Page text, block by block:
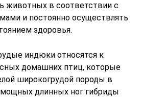
животных в соответствии с
и постоянно осуществлять
здоровья.
индюки относятся к
домашних птиц, которые
широкогрудой породы в
длинных ног гибриды